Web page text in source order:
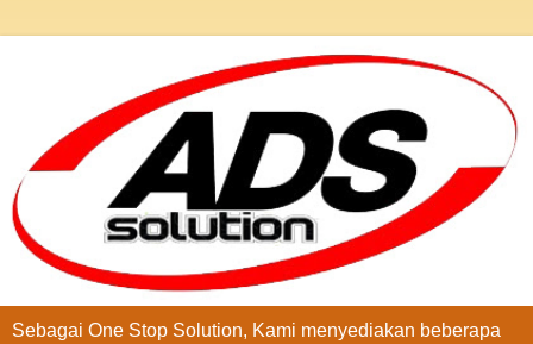
Sebagai One Stop Solution, Kami menyediakan beberapa